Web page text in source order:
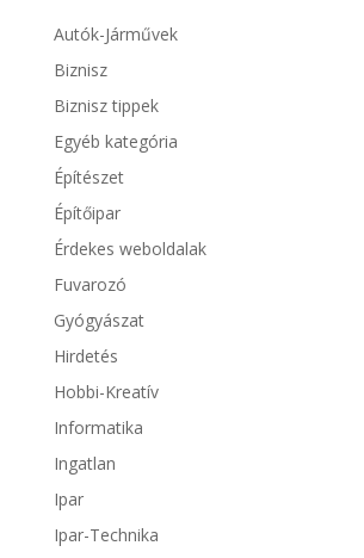
Autók-Járművek
Biznisz
Biznisz tippek
Egyéb kategória
Építészet
Építőipar
Érdekes weboldalak
Fuvarozó
Gyógyászat
Hirdetés
Hobbi-Kreatív
Informatika
Ingatlan
Ipar
Ipar-Technika